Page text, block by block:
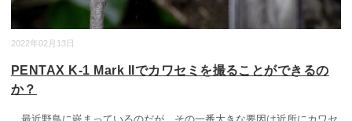
2022年02月13日
PENTAX K-1 Mark IIでカワセミを撮ることができるの
か？